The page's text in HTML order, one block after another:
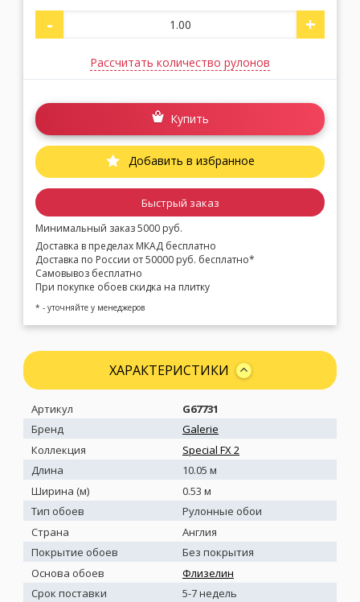
- +
Рассчитать количество рулонов
Купить
Добавить в избранное
Быстрый заказ
Минимальный заказ 5000 руб.
Доставка в пределах МКАД бесплатно
Доставка по России от 50000 руб. бесплатно*
Самовывоз бесплатно
При покупке обоев скидка на плитку
* - уточняйте у менеджеров
ХАРАКТЕРИСТИКИ
Артикул
G67731
Бренд
Galerie
Коллекция
Special FX 2
Длина
10.05 м
Ширина (м)
0.53 м
Тип обоев
Рулонные обои
Страна
Англия
Покрытие обоев
Без покрытия
Основа обоев
Флизелин
Срок поставки
5-7 недель